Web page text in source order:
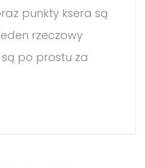
punkty ksera są
rzeczowy
po prostu za